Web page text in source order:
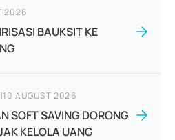
2026
BAUKSIT KE
|10 AUGUST 2026
SOFT SAVING DORONG
KELOLA UANG